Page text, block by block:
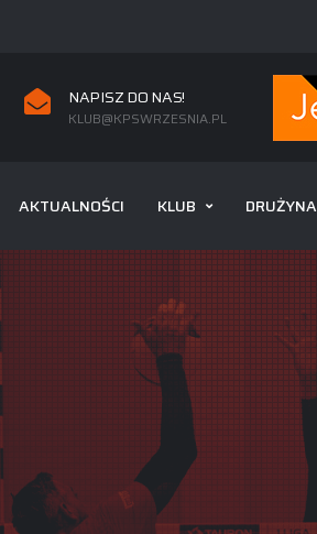
NAPISZ DO NAS!
KLUB@KPSWRZESNIA.PL
AKTUALNOŚCI KLUB DRUŻYNA